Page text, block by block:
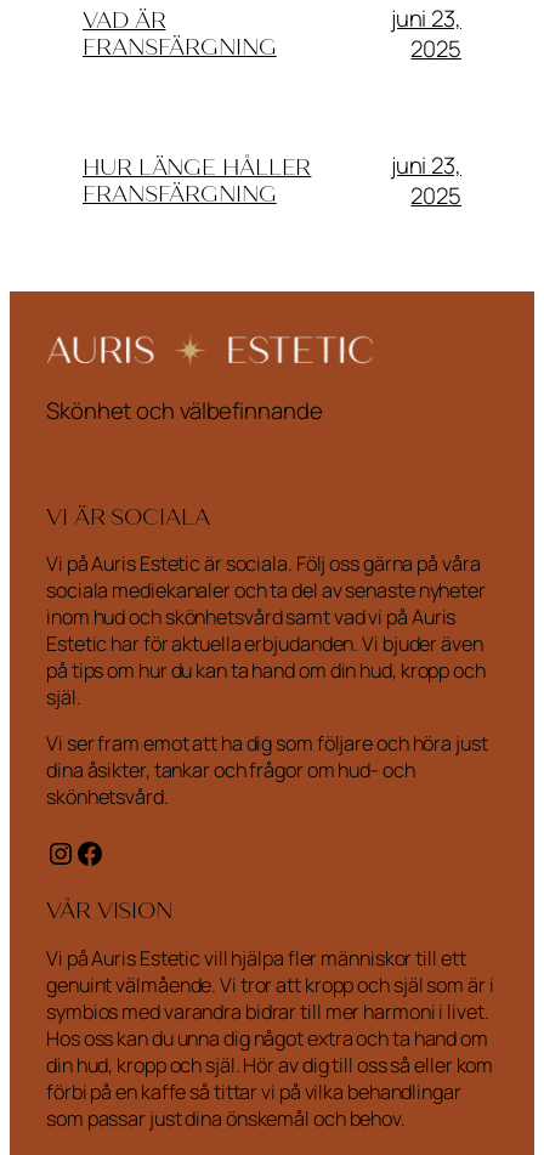
VAD ÄR
FRANSFÄRGNING
juni 23,
2025
HUR LÄNGE HÅLLER
FRANSFÄRGNING
juni 23,
2025
Skönhet och välbefinnande
VI ÄR SOCIALA
Vi på Auris Estetic är sociala. Följ oss gärna på våra
sociala mediekanaler och ta del av senaste nyheter
inom hud och skönhetsvård samt vad vi på Auris
Estetic har för aktuella erbjudanden. Vi bjuder även
på tips om hur du kan ta hand om din hud, kropp och
själ.
Vi ser fram emot att ha dig som följare och höra just
dina åsikter, tankar och frågor om hud- och
skönhetsvård.
Instagram
Facebook
VÅR VISION
Vi på Auris Estetic vill hjälpa fler människor till ett
genuint välmående. Vi tror att kropp och själ som är i
symbios med varandra bidrar till mer harmoni i livet.
Hos oss kan du unna dig något extra och ta hand om
din hud, kropp och själ. Hör av dig till oss så eller kom
förbi på en kaffe så tittar vi på vilka behandlingar
som passar just dina önskemål och behov.